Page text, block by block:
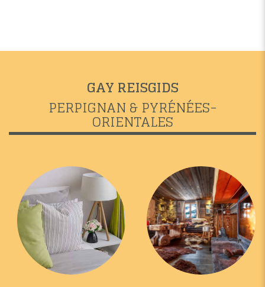
GAY REISGIDS
PERPIGNAN & PYRÉNÉES-
ORIENTALES